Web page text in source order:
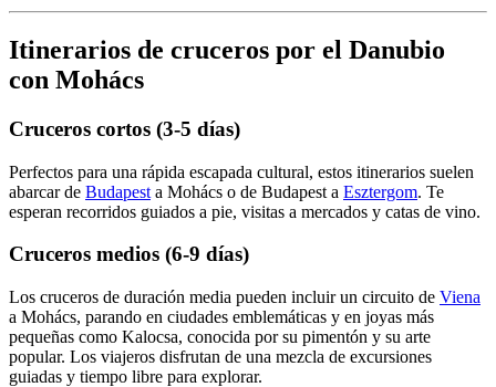
Itinerarios de cruceros por el Danubio
con Mohács
Cruceros cortos (3-5 días)
Perfectos para una rápida escapada cultural, estos itinerarios suelen
abarcar de Budapest a Mohács o de Budapest a Esztergom. Te
esperan recorridos guiados a pie, visitas a mercados y catas de vino.
Cruceros medios (6-9 días)
Los cruceros de duración media pueden incluir un circuito de Viena
a Mohács, parando en ciudades emblemáticas y en joyas más
pequeñas como Kalocsa, conocida por su pimentón y su arte
popular. Los viajeros disfrutan de una mezcla de excursiones
guiadas y tiempo libre para explorar.